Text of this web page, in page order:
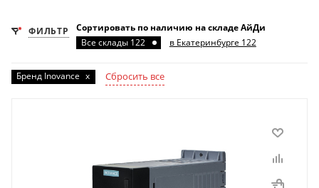
ФИЛЬТР
Сортировать по наличию на складе АйДи
Все склады 122
в Екатеринбурге 122
Бренд Inovance x Сбросить все